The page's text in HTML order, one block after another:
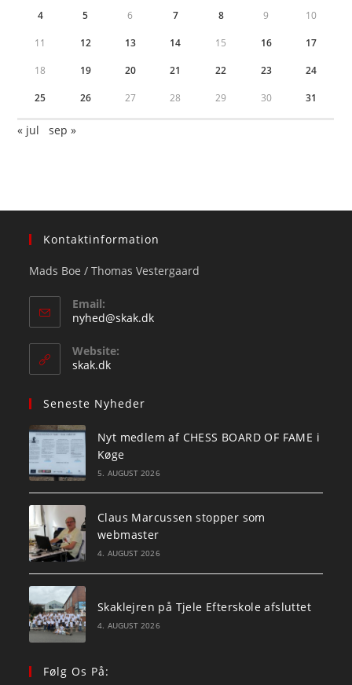
4 5 6 7 8 9 10
11 12 13 14 15 16 17
18 19 20 21 22 23 24
25 26 27 28 29 30 31
« jul sep »
Kontaktinformation
Mads Boe / Thomas Vestergaard
Email:
nyhed@skak.dkOpens
Website:
skak.dk
Seneste Nyheder
Nyt medlem af CHESS BOARD OF FAME i
Køge
5. AUGUST 2026
Claus Marcussen stopper som
webmaster
4. AUGUST 2026
Skaklejren på Tjele Efterskole afsluttet
4. AUGUST 2026
Følg Os På: